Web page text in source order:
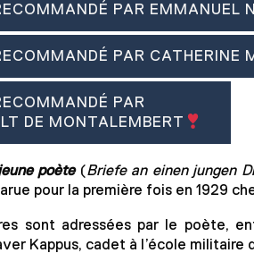
PAR EMMANUEL
PAR CATHERINE
PAR
DE MONTALEMBERT
poète(Briefe an einen jungen
pour la première fois en 1929
sont adressées par le poète,
Kappus, cadet à l’école militaire